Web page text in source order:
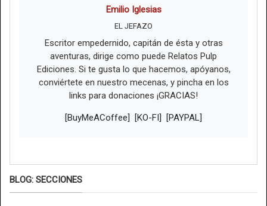
Emilio Iglesias
EL JEFAZO
Escritor empedernido, capitán de ésta y otras
aventuras, dirige como puede Relatos Pulp
Ediciones. Si te gusta lo que hacemos, apóyanos,
conviértete en nuestro mecenas, y pincha en los
links para donaciones ¡GRACIAS!
[BuyMeACoffee] [KO-FI] [PAYPAL]
BLOG: SECCIONES